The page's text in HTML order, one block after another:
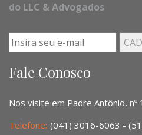
do LLC & Advogados
Fale Conosco
Nos visite em Padre Antônio, nº
Telefone: (041) 3016-6063 -